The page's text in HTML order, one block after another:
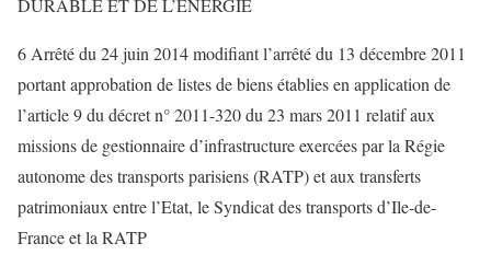
DURABLE ET DE L’ENERGIE
6 Arrêté du 24 juin 2014 modifiant l’arrêté du 13 décembre 2011
portant approbation de listes de biens établies en application de
l’article 9 du décret n° 2011-320 du 23 mars 2011 relatif aux
missions de gestionnaire d’infrastructure exercées par la Régie
autonome des transports parisiens (RATP) et aux transferts
patrimoniaux entre l’Etat, le Syndicat des transports d’Ile-de-
France et la RATP